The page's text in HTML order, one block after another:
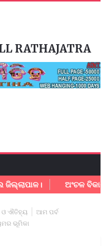
RATHAJATRA
ଅଂଚଳ ବିକାଶ ନେଇ
ଓ ଐତିହ୍ୟ
ଆମ ପର୍ବ
ଭୂମିକା